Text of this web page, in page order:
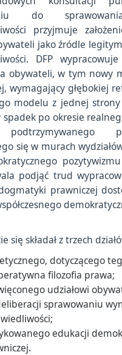
do
przyjmuje
jako źródle
DFP
obywateli, w tym nowy
wymagający głębokiej
modelu z jednej
spadek po okresie
się w murach
podjąć trud
prawniczej
się składał z trzech
dotyczącego
filozofia prawa;
udziałowi
sprawowaniu
edukacji